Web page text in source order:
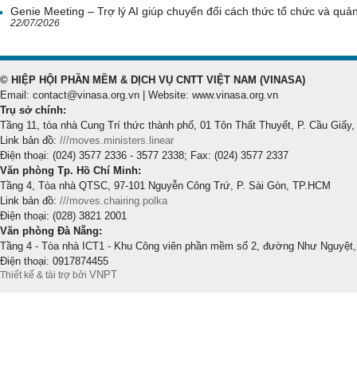
Genie Meeting – Trợ lý AI giúp chuyển đổi cách thức tổ chức và
22/07/2026
© HIỆP HỘI PHẦN MỀM & DỊCH VỤ CNTT VIỆT NAM (VINASA)
Email: contact@vinasa.org.vn | Website: www.vinasa.org.vn
Trụ sở chính:
Tầng 11, tòa nhà Cung Trí thức thành phố, 01 Tôn Thất Thuyết, P. Cầu Giấy,
Link bản đồ: ///moves.ministers.linear
Điện thoại: (024) 3577 2336 - 3577 2338; Fax: (024) 3577 2337
Văn phòng Tp. Hồ Chí Minh:
Tầng 4, Tòa nhà QTSC, 97-101 Nguyễn Công Trứ, P. Sài Gòn, TP.HCM
Link bản đồ: ///moves.chairing.polka
Điện thoại: (028) 3821 2001
Văn phòng Đà Nẵng:
Tầng 4 - Tòa nhà ICT1 - Khu Công viên phần mềm số 2, đường Như
Điện thoại: 0917874455
Thiết kế & tài trợ bởi VNPT